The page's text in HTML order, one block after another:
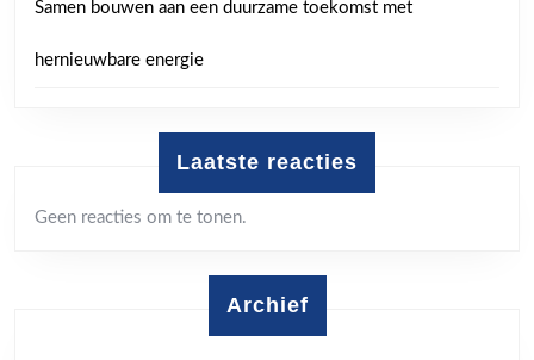
Samen bouwen aan een duurzame toekomst met
hernieuwbare energie
Laatste reacties
Geen reacties om te tonen.
Archief